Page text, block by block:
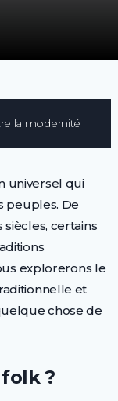
la modernité
universel qui
peuples. De
certains
explorerons le
et
chose de
?